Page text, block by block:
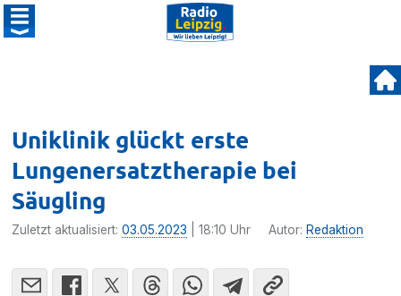
Uniklinik glückt erste
Lungenersatztherapie bei
Säugling
Zuletzt aktualisiert:03.05.2023 | 18:10 Uhr Autor: Redaktion